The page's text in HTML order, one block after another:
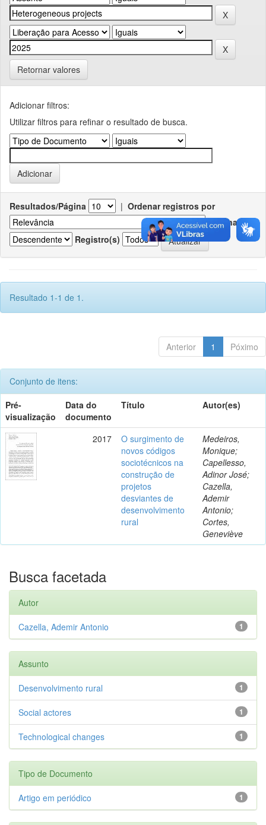
Retornar valores
Adicionar filtros:
Utilizar filtros para refinar o resultado de busca.
Resultados/Página | Ordenar registros por
Ordenar
Registro(s)
Resultado 1-1 de 1.
Anterior 1 Póximo
Conjunto de itens:
Pré-
visualização
Data do
documento
Título Autor(es)
2017
O surgimento de
novos códigos
sociotécnicos na
construção de
projetos
desviantes de
desenvolvimento
rural
Medeiros,
Monique;
Capellesso,
Adinor José;
Cazella,
Ademir
Antonio;
Cortes,
Geneviève
Busca facetada
Autor
1
Cazella, Ademir Antonio
Assunto
1
Desenvolvimento rural
1
Social actores
1
Technological changes
Tipo de Documento
1
Artigo em periódico